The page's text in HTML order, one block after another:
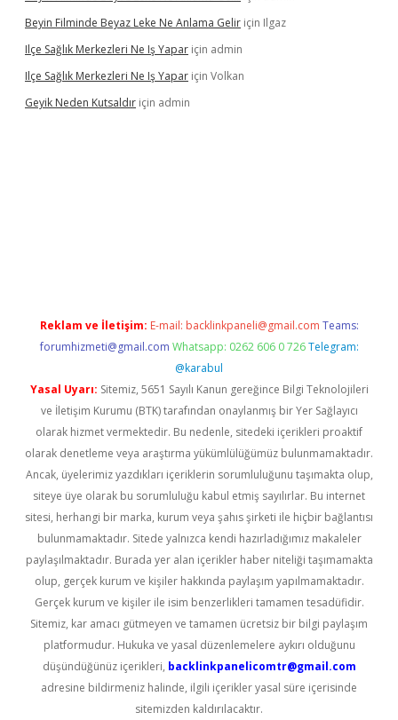
Beyin Filminde Beyaz Leke Ne Anlama Gelir için Ilgaz
Ilçe Sağlık Merkezleri Ne Iş Yapar için admin
Ilçe Sağlık Merkezleri Ne Iş Yapar için Volkan
Geyik Neden Kutsaldır için admin
Reklam ve İletişim: E-mail: backlinkpaneli@gmail.com Teams:
forumhizmeti@gmail.com Whatsapp: 0262 606 0 726 Telegram:
@karabul
Yasal Uyarı: Sitemiz, 5651 Sayılı Kanun gereğince Bilgi Teknolojileri
ve İletişim Kurumu (BTK) tarafından onaylanmış bir Yer Sağlayıcı
olarak hizmet vermektedir. Bu nedenle, sitedeki içerikleri proaktif
olarak denetleme veya araştırma yükümlülüğümüz bulunmamaktadır.
Ancak, üyelerimiz yazdıkları içeriklerin sorumluluğunu taşımakta olup,
siteye üye olarak bu sorumluluğu kabul etmiş sayılırlar. Bu internet
sitesi, herhangi bir marka, kurum veya şahıs şirketi ile hiçbir bağlantısı
bulunmamaktadır. Sitede yalnızca kendi hazırladığımız makaleler
paylaşılmaktadır. Burada yer alan içerikler haber niteliği taşımamakta
olup, gerçek kurum ve kişiler hakkında paylaşım yapılmamaktadır.
Gerçek kurum ve kişiler ile isim benzerlikleri tamamen tesadüfidir.
Sitemiz, kar amacı gütmeyen ve tamamen ücretsiz bir bilgi paylaşım
platformudur. Hukuka ve yasal düzenlemelere aykırı olduğunu
düşündüğünüz içerikleri, backlinkpanelicomtr@gmail.com
adresine bildirmeniz halinde, ilgili içerikler yasal süre içerisinde
sitemizden kaldırılacaktır.